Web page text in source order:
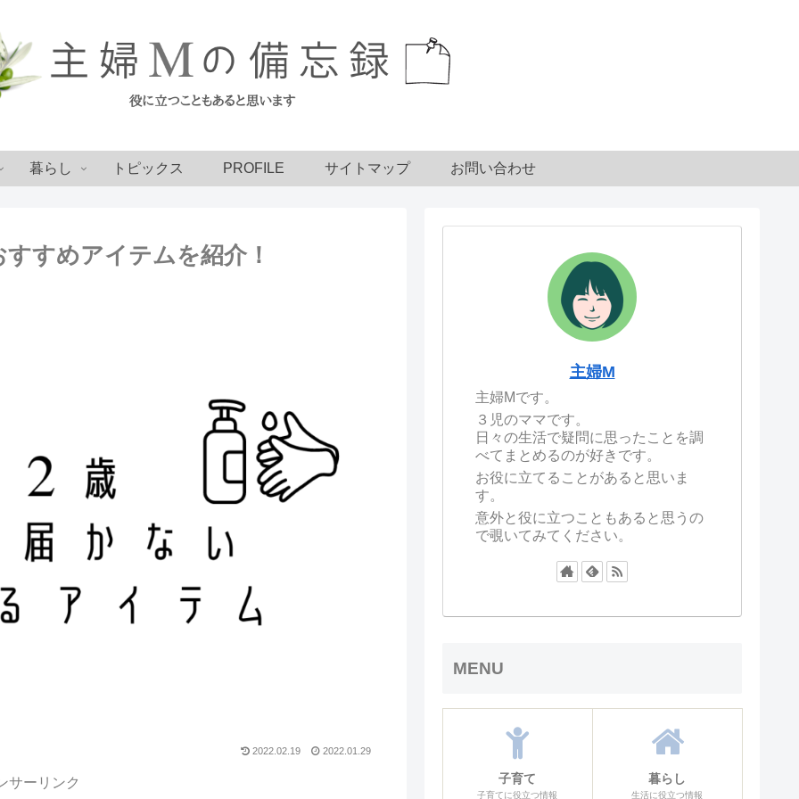
暮らし トピックス PROFILE サイトマップ お問い合わせ
すめアイテムを紹介！
2022.02.19 2022.01.29
サーリンク
主婦M
主婦Mです。
３児のママです。
日々の生活で疑問に思ったことを調
べてまとめるのが好きです。
お役に立てることがあると思いま
す。
意外と役に立つこともあると思うの
で覗いてみてください。
MENU
子育て
子育てに役立つ情報
暮らし
生活に役立つ情報